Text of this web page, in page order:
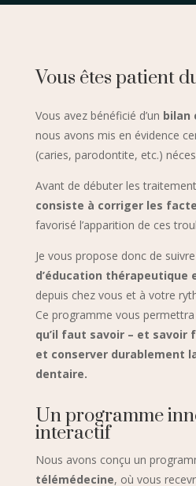
Vous êtes patient
Vous avez bénéficié d’un bilan
nous avons mis en évidence
(caries, parodontite, etc.)
Avant de débuter les
consiste à corriger les
favorisé l’apparition de ces
Je vous propose donc de
d’éducation thérapeutique
depuis chez vous et à votre
Ce programme vous permettra
qu’il faut savoir – et savoir
et conserver durablement
dentaire.
Un programme
interactif
Nous avons conçu un
télémédecine, où vous